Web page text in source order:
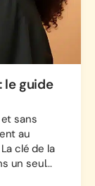
le guide
sans
au
clé de la
un seul...